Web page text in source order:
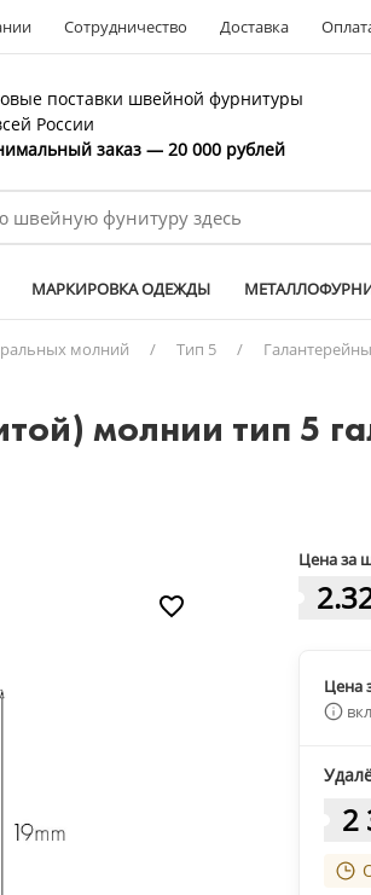
Сотрудничество Доставка
поставки швейной фурнитуры
России
заказ — 20 000 рублей
МАРКИРОВКА ОДЕЖДЫ
молний / Тип 5 /
молнии тип 5
Цена за
Цена
2